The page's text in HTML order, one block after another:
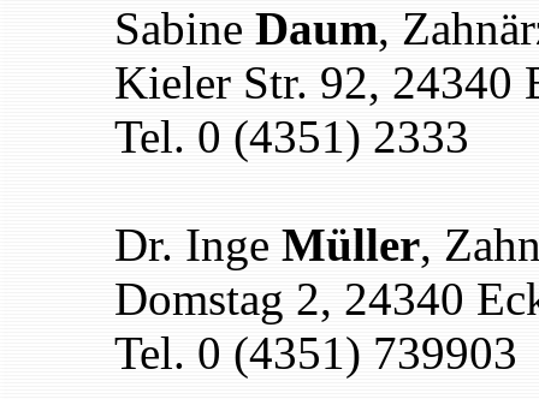
Sabine Daum,
Kieler Str. 92, 24340
Tel. 0 (4351) 2333
Dr. Inge Müller,
Domstag 2, 24340
Tel. 0 (4351) 739903